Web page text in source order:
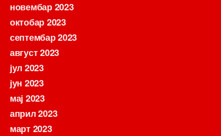
новембар 2023
октобар 2023
септембар 2023
август 2023
јул 2023
јун 2023
мај 2023
април 2023
март 2023